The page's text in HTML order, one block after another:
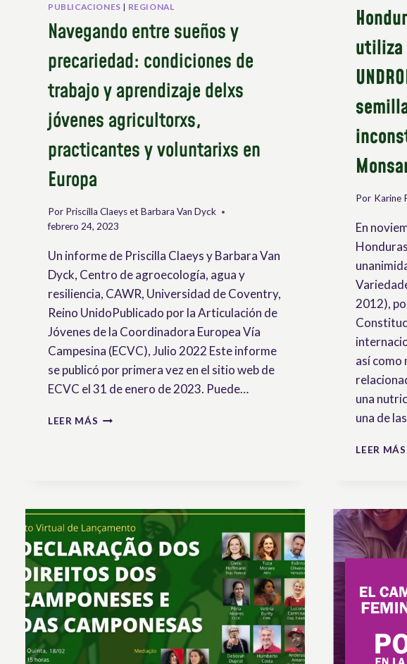
PUBLICACIONES | REGIONAL
Navegando entre sueños y
precariedad: condiciones de
trabajo y aprendizaje delxs
jóvenes agricultorxs,
practicantes y voluntarixs en
Europa
Por Priscilla Claeys et Barbara Van Dyck
febrero 24, 2023
Un informe de Priscilla Claeys y Barbara Van
Dyck, Centro de agroecología, agua y
resiliencia, CAWR, Universidad de Coventry,
Reino UnidoPublicado por la Articulación de
Jóvenes de la Coordinadora Europea Vía
Campesina (ECVC), Julio 2022 Este informe
se publicó por primera vez en el sitio web de
ECVC el 31 de enero de 2023. Puede…
LEER MÁS NAVEGANDO
TRABAJO
Y
APRENDIZAJE
DELXS
JÓVENES
AGRICULTORXS,
PRACTICANTES
Y
VOLUNTARIXS
utiliza
Por Karine
En
2012),
así como
una
una de
LEER MÁS